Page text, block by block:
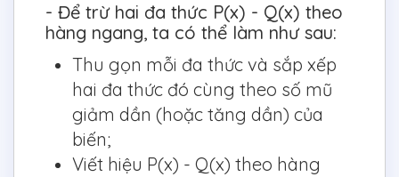
- Để trừ hai đa thức P(x) - Q(x) theo
hàng ngang, ta có thể làm như sau:
Thu gọn mỗi đa thức và sắp xếp
hai đa thức đó cùng theo số mũ
giảm dần (hoặc tăng dần) của
biến;
Viết hiệu P(x) - Q(x) theo hàng